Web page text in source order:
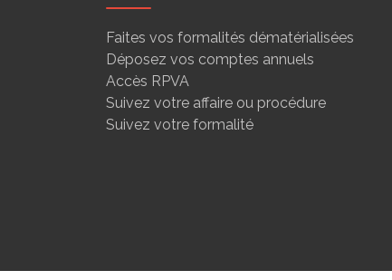
Faites vos formalités dématérialisées
Déposez vos comptes annuels
Accès RPVA
Suivez votre affaire ou procédure
Suivez votre formalité